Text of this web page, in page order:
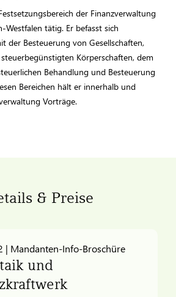
der Finanzverwaltung
Westfalen tätig. Er befasst sich
der Besteuerung von Gesellschaften,
Körperschaften, dem
Behandlung und Besteuerung
Bereichen hält er innerhalb und
Vorträge.
& Preise
| Mandanten-Info-Broschüre
und